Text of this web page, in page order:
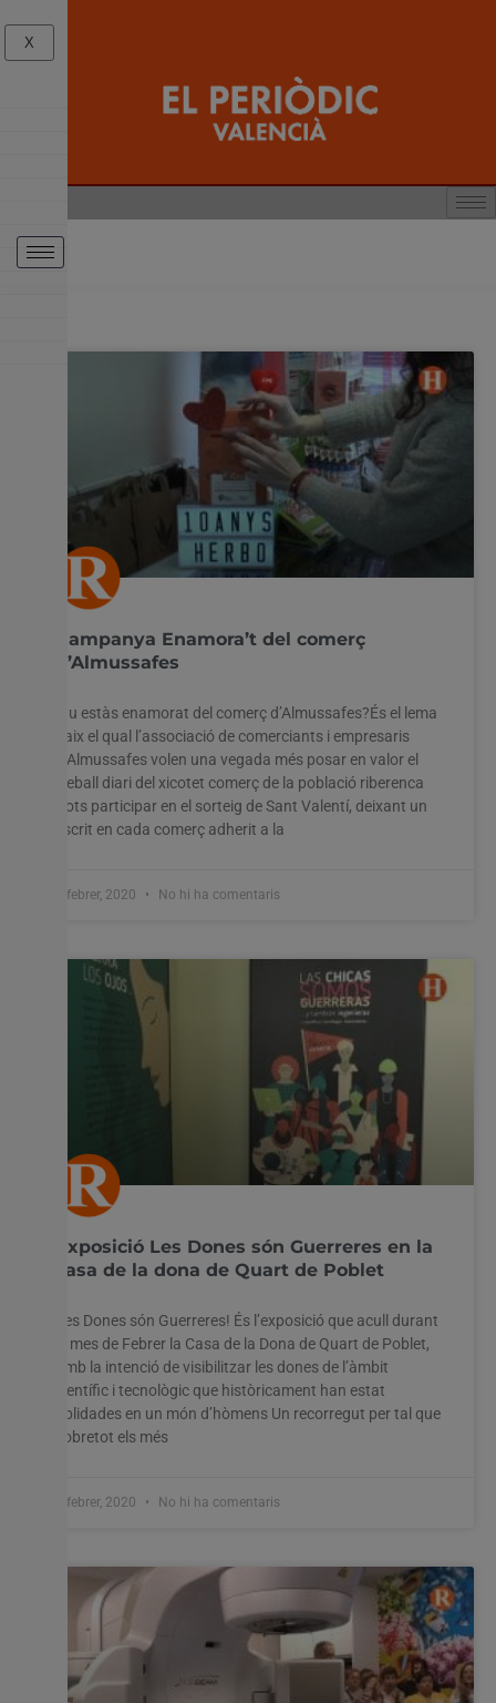
Campanya Enamora’t del comerç
d’Almussafes
I tu estàs enamorat del comerç d’Almussafes?És el lema
baix el qual l’associació de comerciants i empresaris
d’Almussafes volen una vegada més posar en valor el
treball diari del xicotet comerç de la població riberenca
Pots participar en el sorteig de Sant Valentí, deixant un
escrit en cada comerç adherit a la
4 febrer, 2020 No hi ha comentaris
Exposició Les Dones són Guerreres en la
casa de la dona de Quart de Poblet
Les Dones són Guerreres! És l’exposició que acull durant
el mes de Febrer la Casa de la Dona de Quart de Poblet,
amb la intenció de visibilitzar les dones de l’àmbit
científic i tecnològic que històricament han estat
oblidades en un món d’hòmens Un recorregut per tal que
sobretot els més
4 febrer, 2020 No hi ha comentaris